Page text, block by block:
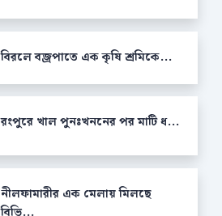
বিরলে বজ্রপাতে এক কৃষি শ্রমিকে...
রংপুরে খাল পুনঃখননের পর মাটি ধ...
নীলফামারীর এক মেলায় মিলছে